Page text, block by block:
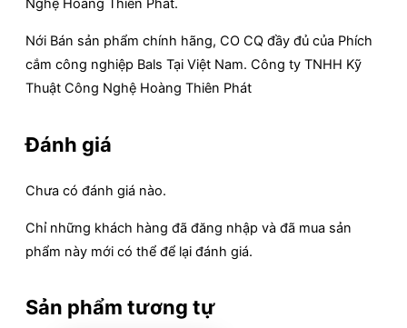
Nghệ Hoàng Thiên Phát.
Nới Bán sản phẩm chính hãng, CO CQ đầy đủ của Phích
cắm công nghiệp Bals Tại Việt Nam. Công ty TNHH Kỹ
Thuật Công Nghệ Hoàng Thiên Phát
Đánh giá
Chưa có đánh giá nào.
Chỉ những khách hàng đã đăng nhập và đã mua sản
phẩm này mới có thể để lại đánh giá.
Sản phẩm tương tự